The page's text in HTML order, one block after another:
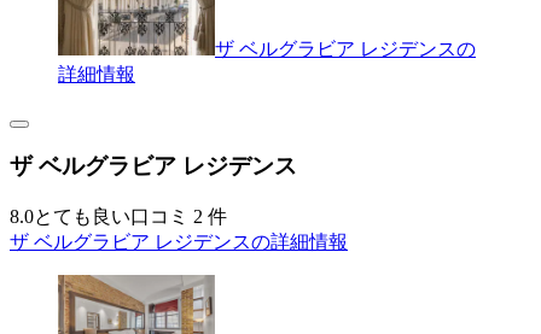
ザ ベルグラビア レジデンスの
詳細情報
ザ ベルグラビア レジデンス
8.0とても良い口コミ 2 件
ザ ベルグラビア レジデンスの詳細情報